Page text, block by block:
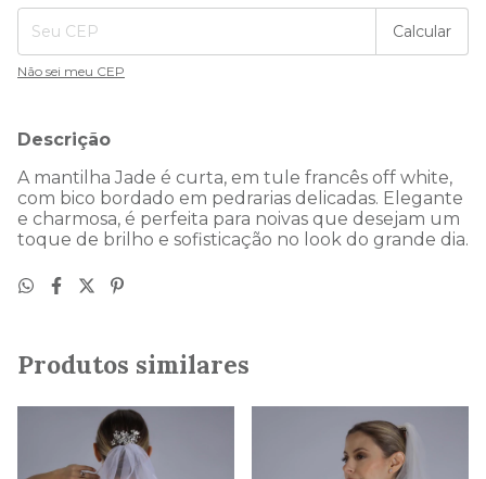
Calcular
Não sei meu CEP
Descrição
A mantilha Jade é curta, em tule francês off white,
com bico bordado em pedrarias delicadas. Elegante
e charmosa, é perfeita para noivas que desejam um
toque de brilho e sofisticação no look do grande dia.
Produtos similares